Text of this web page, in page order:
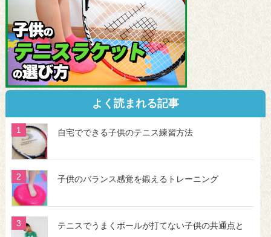
よく読まれる記事
自宅でできる子供のテニス練習方法
子供のバランス感覚を鍛えるトレーニング
テニスでうまくボールが打てない子供の共通点と